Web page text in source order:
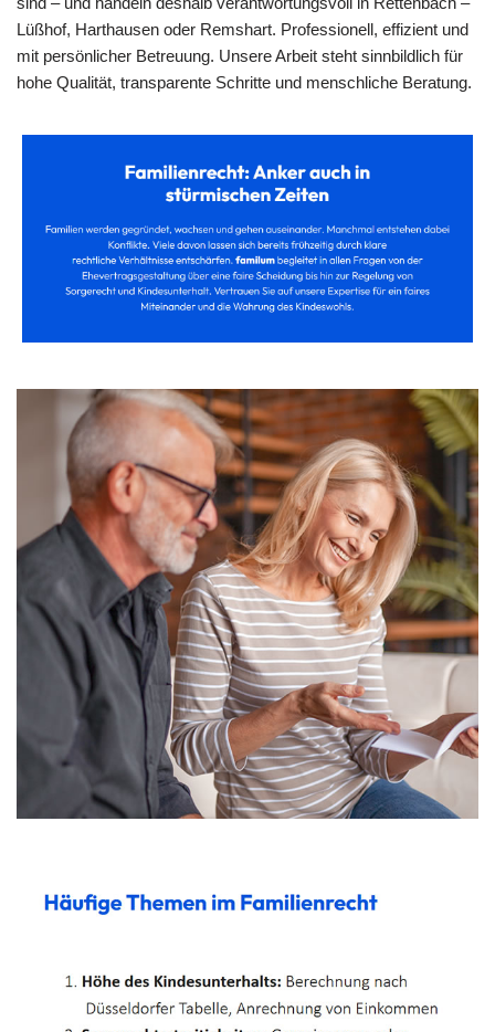
Lüßhof, Harthausen oder Remshart. Professionell, effizient und
mit persönlicher Betreuung. Unsere Arbeit steht sinnbildlich für
hohe Qualität, transparente Schritte und menschliche Beratung.